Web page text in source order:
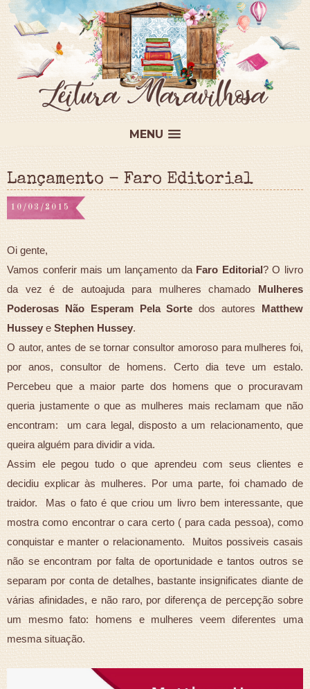
MENU
Lançamento - Faro Editorial
10/03/2015
Oi gente,
Vamos conferir mais um lançamento daFaro Editorial? O livro
da vez é de autoajuda para mulheres chamado Mulheres
Poderosas Não Esperam Pela Sortedos autores Matthew
Hussey e Stephen Hussey.
O autor, antes de se tornar consultor amoroso para mulheres foi,
por anos, consultor de homens. Certo dia teve um estalo.
Percebeu que a maior parte dos homens que o procuravam
queria justamente o que as mulheres mais reclamam que não
encontram: um cara legal, disposto a um relacionamento, que
queira alguém para dividir a vida.
Assim ele pegou tudo o que aprendeu com seus clientes e
decidiu explicar às mulheres. Por uma parte, foi chamado de
traidor. Mas o fato é que criou um livro bem interessante, que
mostra como encontrar o cara certo ( para cada pessoa), como
conquistar e manter o relacionamento. Muitos possiveis casais
não se encontram por falta de oportunidade e tantos outros se
separam por conta de detalhes, bastante insignificates diante de
várias afinidades, e não raro, por diferença de percepção sobre
um mesmo fato: homens e mulheres veem diferentes uma
mesma situação.